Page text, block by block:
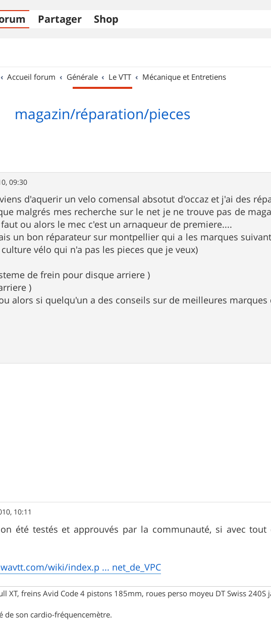
Partager Shop
Accueil forum Générale Le VTT Mécanique et Entretiens
magazin/réparation/pieces
09:30
d'aquerir un velo comensal absotut d'occaz et j'ai des
malgrés mes recherche sur le net je ne trouve pas de
ou alors le mec c'est un arnaqueur de premiere....
un bon réparateur sur montpellier qui a les marques
vélo qui n'a pas les pieces que je veux)
de frein pour disque arriere )
)
alors si quelqu'un a des conseils sur de meilleures marques
10:11
été testés et approuvés par la communauté, si avec
wiki/index.p ... net_de_VPC
XT, freins Avid Code 4 pistons 185mm, roues perso moyeu DT Swiss
de son cardio-fréquencemètre.